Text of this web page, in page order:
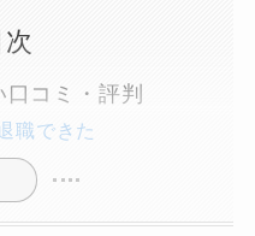
次
コミ・評判
職できた